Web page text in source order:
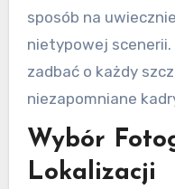
sposób na
nietypowej
zadbać o każdy
niezapomniane
Wybór
Lokalizacji